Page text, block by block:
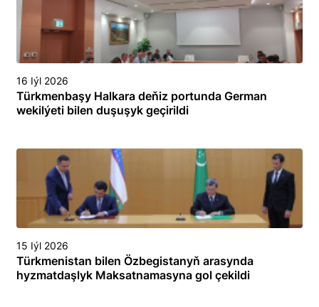
16 Iýl 2026
Türkmenbaşy Halkara deňiz portunda German
wekilýeti bilen duşuşyk geçirildi
15 Iýl 2026
Türkmenistan bilen Özbegistanyň arasynda
hyzmatdaşlyk Maksatnamasyna gol çekildi